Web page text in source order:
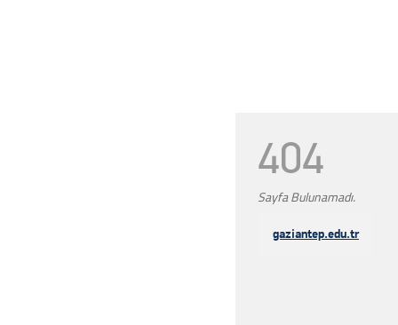
404
Sayfa Bulunamadı.
gaziantep.edu.tr